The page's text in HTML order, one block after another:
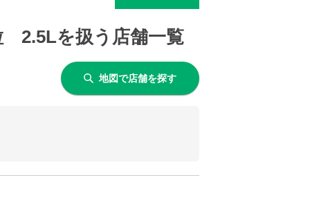
2.5Lを扱う店舗一覧
地図で店舗を探す